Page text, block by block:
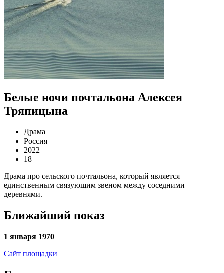
Белые ночи почтальона Алексея
Тряпицына
Драма
Россия
2022
18+
Драма про сельского почтальона, который является
единственным связующим звеном между соседними
деревнями.
Ближайший показ
1 января 1970
Сайт площадки